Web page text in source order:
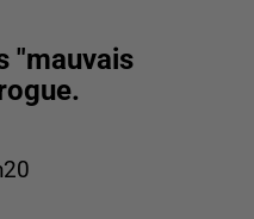
"mauvais